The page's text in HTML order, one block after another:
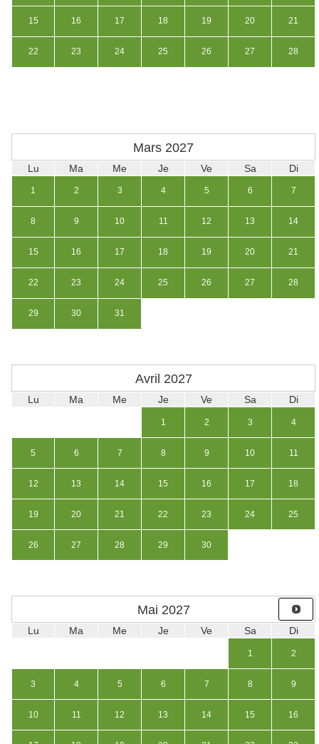
15 16 17 18 19 20 21
22 23 24 25 26 27 28
Mars 2027
Lu Ma Me Je Ve Sa Di
1 2 3 4 5 6 7
8 9 10 11 12 13 14
15 16 17 18 19 20 21
22 23 24 25 26 27 28
29 30 31
Avril 2027
Lu Ma Me Je Ve Sa Di
1 2 3 4
5 6 7 8 9 10 11
12 13 14 15 16 17 18
19 20 21 22 23 24 25
26 27 28 29 30
Mai 2027
Lu Ma Me Je Ve Sa Di
1 2
3 4 5 6 7 8 9
10 11 12 13 14 15 16